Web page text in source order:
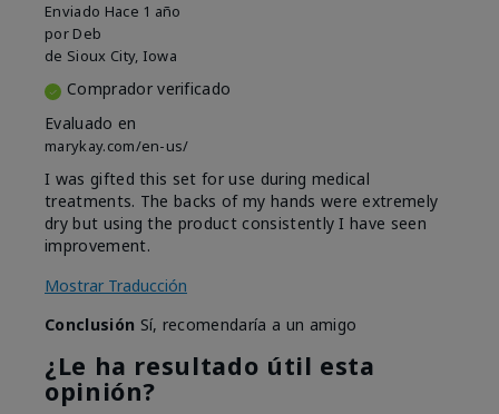
Enviado Hace 1 año
por Deb
de Sioux City, Iowa
Comprador verificado
Evaluado en
marykay.com/en-us/
I was gifted this set for use during medical
treatments. The backs of my hands were extremely
dry but using the product consistently I have seen
improvement.
Mostrar Traducción
Conclusión Sí, recomendaría a un amigo
¿Le ha resultado útil esta
opinión?